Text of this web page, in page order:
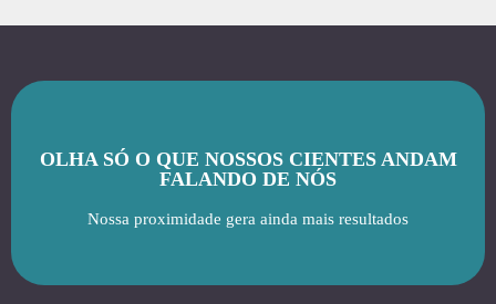
OLHA SÓ O QUE NOSSOS CIENTES ANDAM
FALANDO DE NÓS
Nossa proximidade gera ainda mais resultados